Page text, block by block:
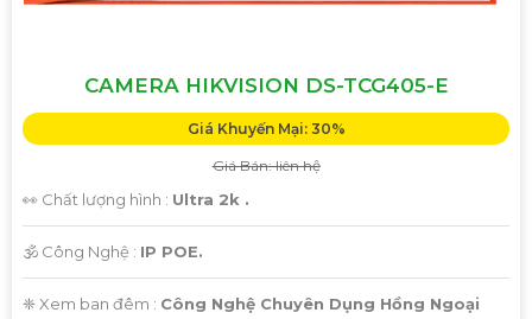
CAMERA HIKVISION DS-TCG405-E
Giá Khuyến Mại: 30%
Giá Bán: liên hệ
👀 Chất lượng hình : Ultra 2k .
🕉️ Công Nghệ : IP POE.
❈ Xem ban đêm : Công Nghệ Chuyên Dụng Hồng Ngoại